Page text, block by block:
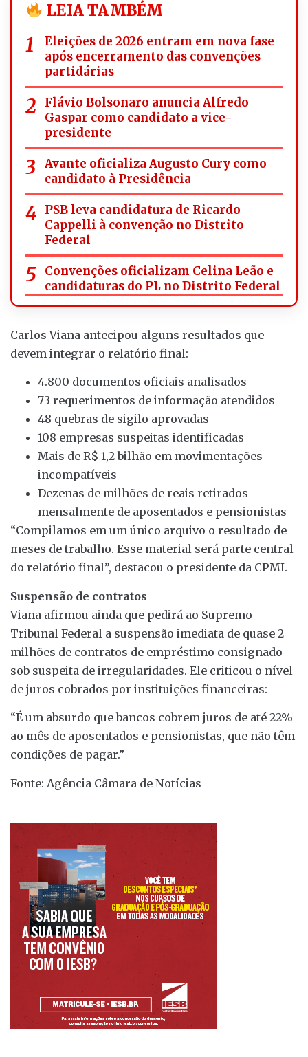
LEIA TAMBÉM
Eleições de 2026 entram em nova fase
após encerramento das convenções
partidárias
Flávio Bolsonaro anuncia Alfredo
Gaspar como candidato a vice-
presidente
Avante oficializa Augusto Cury como
candidato à Presidência
PSB leva candidatura de Ricardo
Cappelli à convenção no Distrito
Federal
Convenções oficializam Celina Leão e
candidaturas do PL no Distrito Federal
Carlos Viana antecipou alguns resultados que
devem integrar o relatório final:
4.800 documentos oficiais analisados
73 requerimentos de informação atendidos
48 quebras de sigilo aprovadas
108 empresas suspeitas identificadas
Mais de R$ 1,2 bilhão em movimentações
incompatíveis
Dezenas de milhões de reais retirados
mensalmente de aposentados e pensionistas
“Compilamos em um único arquivo o resultado de
meses de trabalho. Esse material será parte central
do relatório final”, destacou o presidente da CPMI.
Suspensão de contratos
Viana afirmou ainda que pedirá ao Supremo
Tribunal Federal a suspensão imediata de quase 2
milhões de contratos de empréstimo consignado
sob suspeita de irregularidades. Ele criticou o nível
de juros cobrados por instituições financeiras:
“É um absurdo que bancos cobrem juros de até 22%
ao mês de aposentados e pensionistas, que não têm
condições de pagar.”
Fonte: Agência Câmara de Notícias